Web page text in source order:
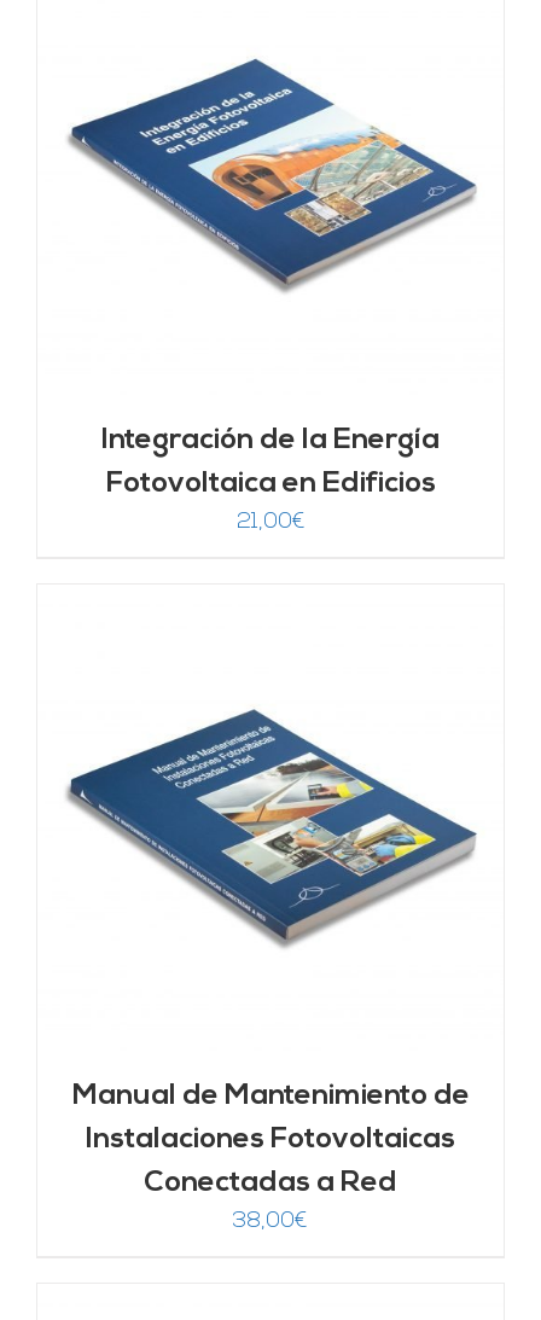
Integración de la Energía
Fotovoltaica en Edificios
21,00€
Manual de Mantenimiento de
Instalaciones Fotovoltaicas
Conectadas a Red
38,00€